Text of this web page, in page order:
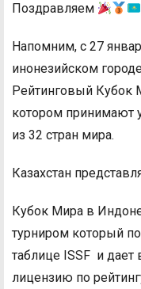
Поздравляем
Напомним, с 27
инонезийском
Рейтинговый Кубок
котором принимают
из 32 стран мира.
Казахстан
Кубок Мира в
турниром который
таблице ISSF и дает
лицензию по